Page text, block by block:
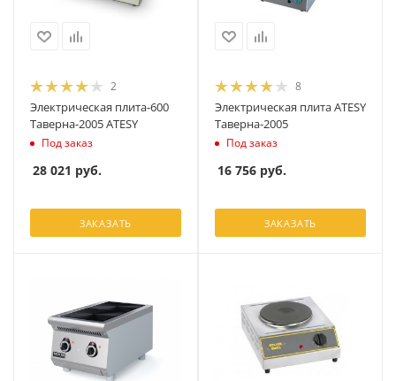
2
Электрическая плита-600
Таверна-2005 ATESY
Под заказ
28 021 руб.
ЗАКАЗАТЬ
8
Электрическая плита ATESY
Таверна-2005
Под заказ
16 756 руб.
ЗАКАЗАТЬ